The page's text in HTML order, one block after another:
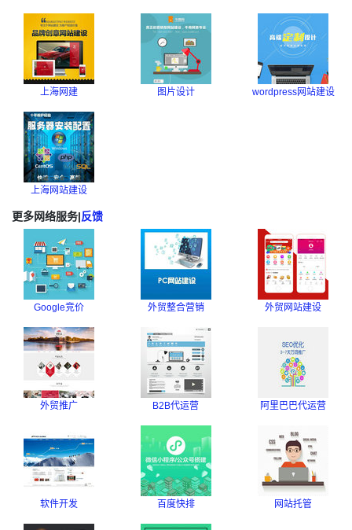
上海网建 图片设计 wordpress网站建设
上海网站建设
更多网络服务|反馈
Google竞价 外贸整合营销 外贸网站建设
外贸推广 B2B代运营 阿里巴巴代运营
软件开发 百度快排 网站托管